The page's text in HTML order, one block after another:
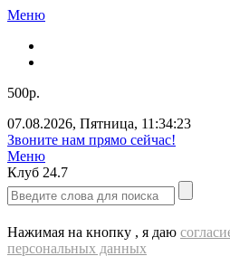
Меню
500р.
07.08.2026, Пятница, 11:34:23
Звоните нам прямо сейчас!
Меню
Клуб 24.7
Нажимая на кнопку , я даю
персональных данных